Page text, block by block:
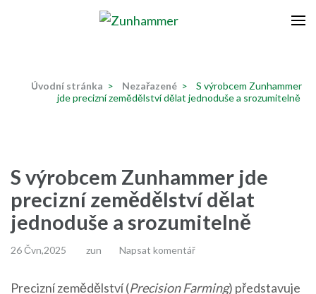
Enter)Úvodní stránka > Nezařazené >
S výrobcem Zunhammer
jde precizní zemědělství dělat jednoduše a srozumitelně
S výrobcem Zunhammer jde
precizní zemědělství dělat
jednoduše a srozumitelně
26 Čvn,2025 zun Napsat komentář
Precizní zemědělství (Precision Farming) představuje